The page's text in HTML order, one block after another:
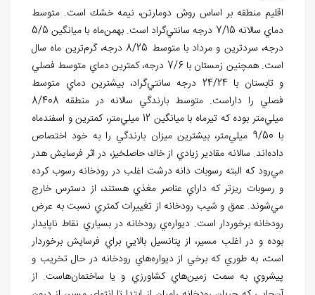
اقليم منطقه بر اساس روش دومارتن، نيمه خشك است. متوسط
دماي سالانه 7/15 درجه سانتي
گراد است. بهمن
ماه با ميانگين 5/5
درجه، سردترين و مرداد با متوسط 8/25 درجه، گرم
ترين ماه سال
است. همچنين زمستان با 7/6 درجه، كمترين دماي متوسط فصلي
و تابستان با 24/24 درجه
سانتيگراد، بيشترين دماي متوسط
فصلي را داراست. متوسط بارندگي سالانه در منطقه 8/408
ميليمتر بوده كه تيرماه با ميانگين 12 ميلي
متر، كمترين و اسفندماه
با 9/50 ميلي
متر، بيشترين ميزان بارندگي را به خود اختصاص
دادهاند. سالانه مقادير زيادي از خاك حاصلخيز، در اثر فرسايش هدر
ميرود كه البته رسوبات دانه درشت اغلب در رودخانه رسوب كرده
و رسوبات ريزتر كه داراي عناصر مغذي هستند، از دسترس خارج
ميشوند. عمق و شيب رودخانه از تغييرات كمتري نسبت به عرض
رودخانه برخوردار است. ديوارهي رودخانه در بسياري نقاط ناپايدار
بوده و در اغلب مسير، از پتانسيل بالايي براي فرسايش برخوردار
است، به طوري كه برخي از ديوارههاي رودخانه در حال تخريب و
پيشروي به سمت زمينهاي كشاورزي و يا ساختمانهاست. از